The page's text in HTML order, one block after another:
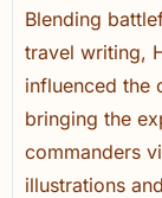
Blending
travel writing,
influenced the
bringing the
commanders
illustrations